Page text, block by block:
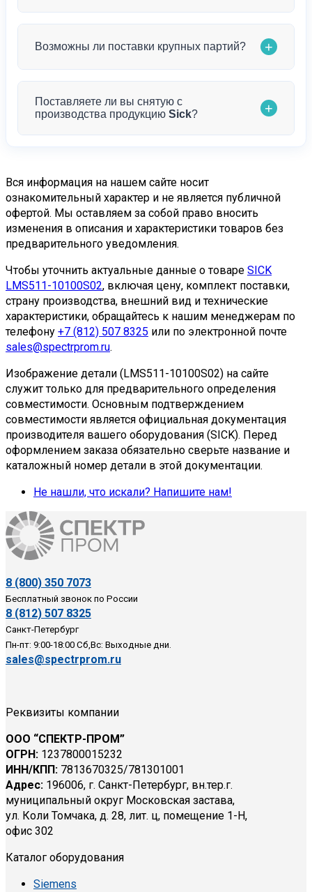
службами по всей России. При оформлении
заказа вы можете выбрать наиболее
проконсультировать по техническим
характеристикамLMS511-10100S02, помочь с
рекомендации по применению по электронной
Возможны ли поставки крупных партий? +
Да, это наша специализация. Мы ориентированы
на работу с юридическими лицами и готовы
нашим менеджерам для обсуждения
индивидуальных условий.
Поставляете ли вы снятую с
производства продукцию Sick? +
снятой с производства продукции!
«Спектр-Пром» имеет обширную сеть партнеров
и поставщиков по всему миру, что позволяет нам
находить и поставлять даже редкие компоненты
Sick, которые сняты с производства.
Мы понимаем, как важно поддерживать
работоспособность существующих систем
автоматизации, поэтому прилагаем максимум
усилий для поиска необходимых компонентов.
Наши специалисты готовы найти альтернативные
полной совместимостью.
Обратитесь к нашим менеджерам с точным
артикулом — мы обязательно постараемся
помочь!
Вся информация на нашем сайте носит
ознакомительный характер и не является публичной
офертой. Мы оставляем за собой право вносить
изменения в описания и характеристики товаров без
предварительного уведомления.
Чтобы уточнить актуальные данные о товаре SICK
LMS511-10100S02, включая цену, комплект поставки,
страну производства, внешний вид и технические
характеристики, обращайтесь к нашим менеджерам по
телефону +7 (812) 507 8325 или по электронной почте
sales@spectrprom.ru.
Изображение детали (LMS511-10100S02) на сайте
служит только для предварительного определения
совместимости. Основным подтверждением
совместимости является официальная документация
производителя вашего оборудования (SICK). Перед
оформлением заказа обязательно сверьте название и
каталожный номер детали в этой документации.
Не нашли, что искали? Напишите нам!
8 (800) 350 7073
Бесплатный звонок по России
8 (812) 507 8325
Санкт-Петербург
Пн-пт: 9:00-18:00 Сб,Вс: Выходные дни.
sales@spectrprom.ru
Реквизиты компании
ООО “СПЕКТР-ПРОМ”
ОГРН: 1237800015232
ИНН/КПП: 7813670325/781301001
Адрес: 196006, г. Санкт-Петербург, вн.тер.г.
муниципальный округ Московская застава,
ул. Коли Томчака, д. 28, лит. ц, помещение 1-Н,
офис 302
Каталог оборудования
Siemens